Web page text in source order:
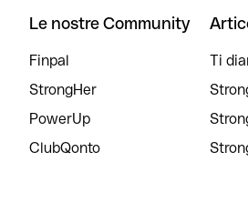
Le nostre Community
Finpal
StrongHer
PowerUp
ClubQonto
Ti